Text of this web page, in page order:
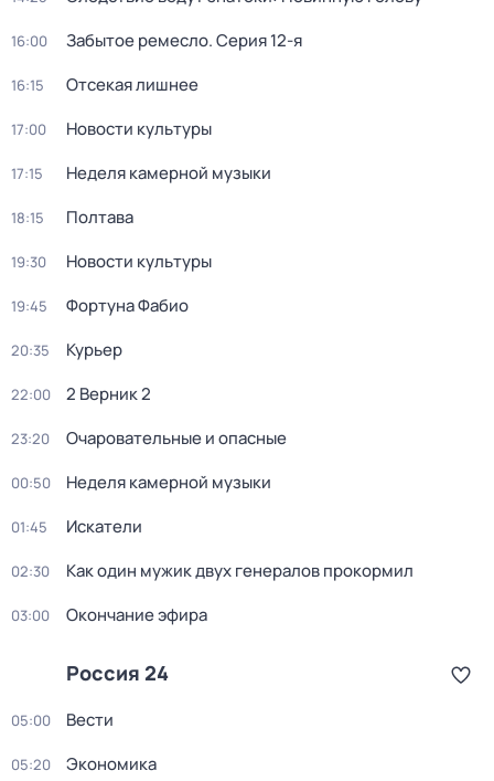
16:00 Забытое ремесло. Серия 12-я
16:15 Отсекая лишнее
17:00 Новости культуры
17:15 Неделя камерной музыки
18:15 Полтава
19:30 Новости культуры
19:45 Фортуна Фабио
20:35 Курьер
22:00 2 Верник 2
23:20 Очаровательные и опасные
00:50 Неделя камерной музыки
01:45 Искатели
02:30 Как один мужик двух генералов прокормил
03:00 Окончание эфира
Россия 24
05:00 Вести
05:20 Экономика